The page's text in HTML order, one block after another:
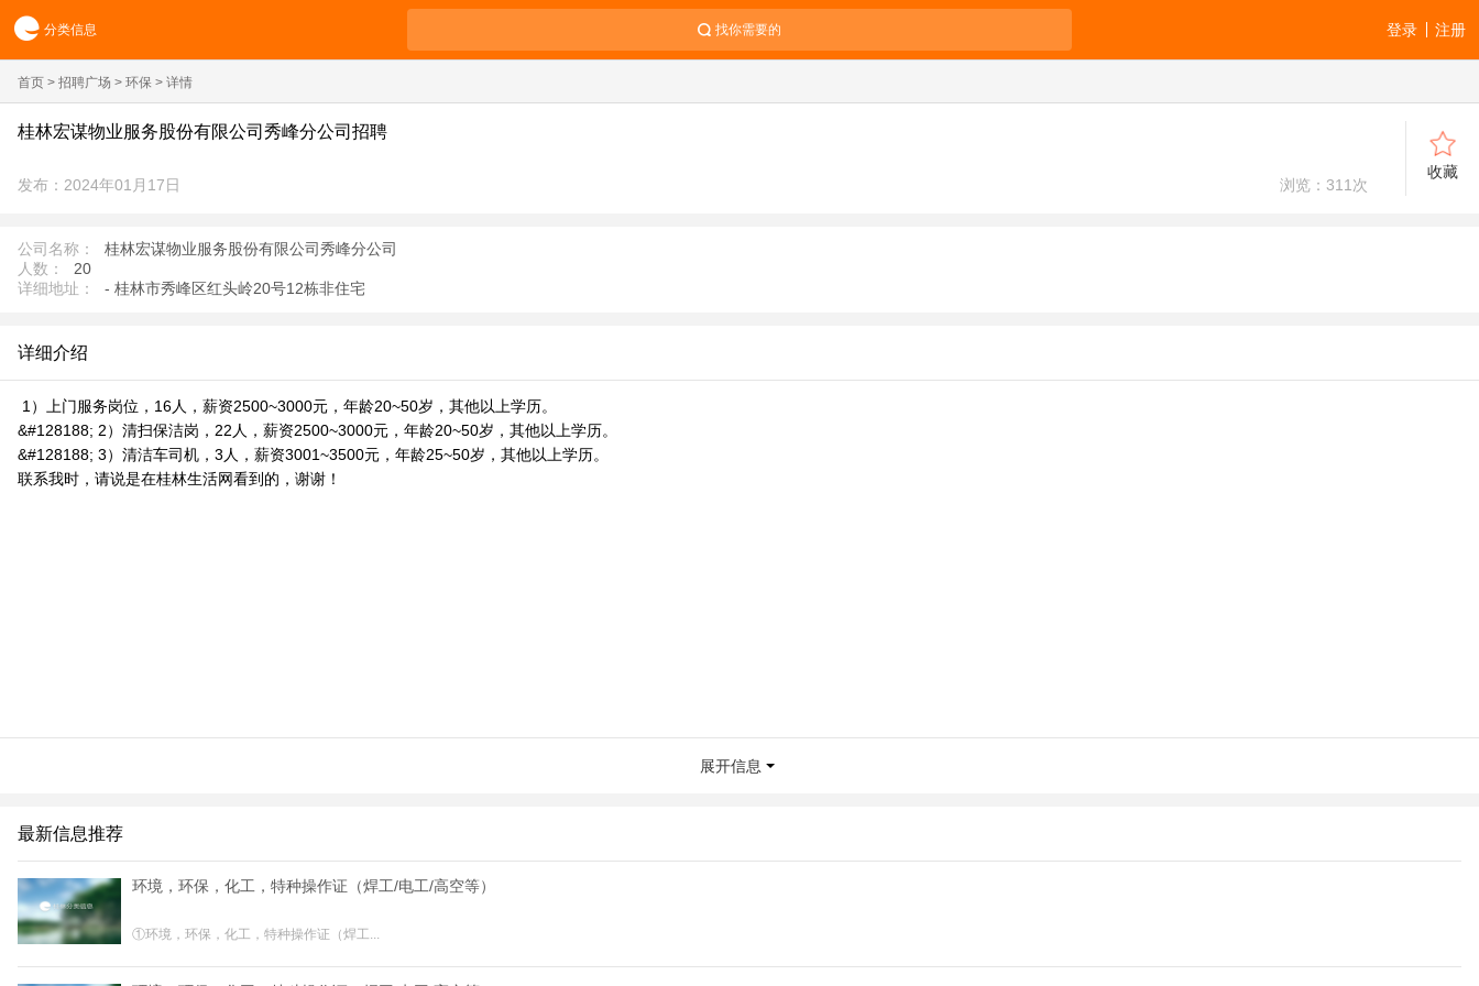
分类信息 找你需要的 注册
登录
首页 > 招聘广场 > 环保 > 详情
桂林宏谋物业服务股份有限公司秀峰分公司招聘
发布：2024年01月17日 浏览： 311 次
收藏
公司名称：
桂林宏谋物业服务股份有限公司秀峰分公司
人数：
20
详细地址：
- 桂林市秀峰区红头岭20号12栋非住宅
详细介绍
1）上门服务岗位，16人，薪资2500~3000元，年龄20~50岁，其他以上学历。
&#128188; 2）清扫保洁岗，22人，薪资2500~3000元，年龄20~50岁，其他以上学历。
&#128188; 3）清洁车司机，3人，薪资3001~3500元，年龄25~50岁，其他以上学历。
联系我时，请说是在桂林生活网看到的，谢谢！
展开信息
最新信息推荐
环境，环保，化工，特种操作证（焊工/电工/高空等）
①环境，环保，化工，特种操作证（焊工...